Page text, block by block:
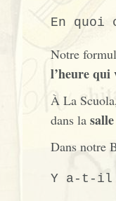
En quoi
Notre
l’heure qui
À La
dans la
Dans notre
Y a-t-il